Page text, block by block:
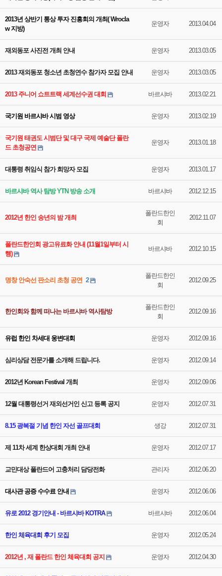
2013년 상반기 통상 투자 진흥회의 개최( Wrocla
w 지방)
운영자 2013.04.04
재외동포 사진전 개최 안내 운영자 2013.03.05
2013 재외동포 청소년 초청연수 참가자 모집 안내 운영자 2013.03.05
2013 주니어 쇼트트랙 세계선수권 대회 바르샤바 2013.02.21
국기원 바르샤바 시범 영상 운영자 2013.02.19
국기원 태권도 시범단 및 대구 국제 예술단 폴란
드 초청공연
운영자 2013.01.18
대통령 취임식 참가 희망자 모집 운영자 2013.01.17
바르샤바 역사 탐방 YTN 방송 소개 바르샤바 2012.12.15
2012년 한인 송년의 밤 개최
폴란드한인
회
2012.11.07
폴란드한인회 광고유료화 안내 (11월1일부터 시
행)
바르샤바 2012.10.15
명창 안숙선 판소리 초청 공연 2
폴란드한인
회
2012.09.25
한인회와 함께 떠나는 바르샤바 역사탐방
폴란드한인
회
2012.09.16
유럽 한인 차세대 웅변대회 운영자 2012.09.16
심리상담 전문가를 소개해 드립니다. 운영자 2012.09.14
2012년 Korean Festival 개최 운영자 2012.09.06
12월 대통령선거 재외선거인 신고 등록 공지 운영자 2012.07.31
8.15 광복절 기념 한인 자선 골프대회 생강 2012.07.31
제 11차 세계 한상대회 개최 안내 운영자 2012.07.17
교민대상 폴란드어 고충처리 담당전화 관리자 2012.06.20
대사관 공증 수수료 안내 운영자 2012.06.06
유로 2012 경기안내 - 바르샤바 KOTRA 바르샤바 2012.06.04
한인 체육대회 후기 모집 운영자 2012.05.24
2012년 , 재 폴란드 한인 체육대회 공지 운영자 2012.04.30